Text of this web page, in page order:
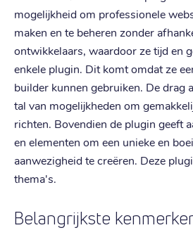
mogelijkheid om professionele
maken en te beheren zonder
ontwikkelaars, waardoor ze tijd en
enkele plugin. Dit komt omdat ze
builder kunnen gebruiken. De drag
tal van mogelijkheden om
richten. Bovendien de plugin geeft
en elementen om een unieke en
aanwezigheid te creëren. Deze
thema's.
Belangrijkste